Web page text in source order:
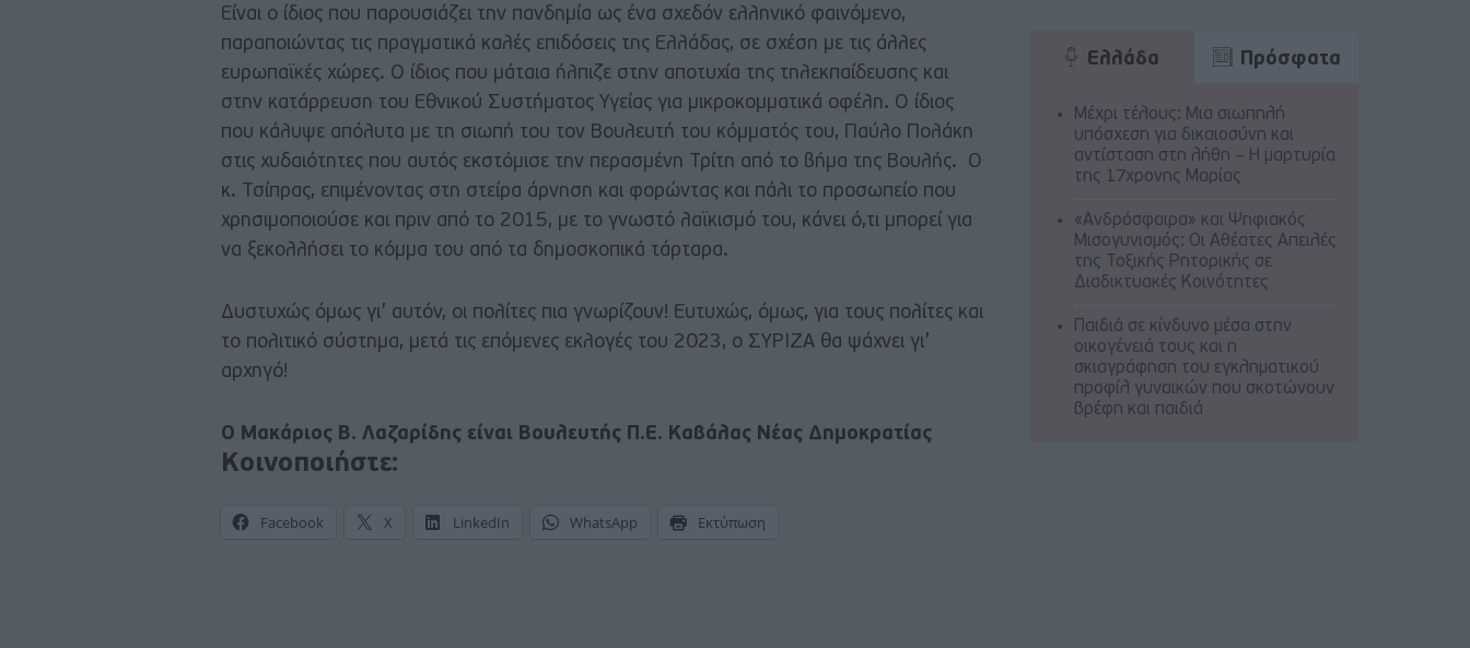
Είναι ο ίδιος που παρουσιάζει την πανδημία ως ένα σχεδόν ελληνικό φαινόμενο,
παραποιώντας τις πραγματικά καλές επιδόσεις της Ελλάδας, σε σχέση με τις άλλες
ευρωπαϊκές χώρες. Ο ίδιος που μάταια ήλπιζε στην αποτυχία της τηλεκπαίδευσης και
στην κατάρρευση του Εθνικού Συστήματος Υγείας για μικροκομματικά οφέλη. Ο ίδιος
που κάλυψε απόλυτα με τη σιωπή του τον Βουλευτή του κόμματός του, Παύλο Πολάκη
στις χυδαιότητες που αυτός εκστόμισε την περασμένη Τρίτη από το βήμα της Βουλής. Ο
κ. Τσίπρας, επιμένοντας στη στείρα άρνηση και φορώντας και πάλι το προσωπείο που
χρησιμοποιούσε και πριν από το 2015, με το γνωστό λαϊκισμό του, κάνει ό,τι μπορεί για
να ξεκολλήσει το κόμμα του από τα δημοσκοπικά τάρταρα.
Δυστυχώς όμως γι’ αυτόν, οι πολίτες πια γνωρίζουν! Ευτυχώς, όμως, για τους πολίτες και
το πολιτικό σύστημα, μετά τις επόμενες εκλογές του 2023, ο ΣΥΡΙΖΑ θα ψάχνει γι’
αρχηγό!
Ο Μακάριος Β. Λαζαρίδης είναι Βουλευτής Π.Ε. Καβάλας Νέας Δημοκρατίας
Κοινοποιήστε:
Facebook X LinkedIn WhatsApp Εκτύπωση
Ελλάδα Πρόσφατα
Μέχρι τέλους: Μια σιωπηλή
υπόσχεση για δικαιοσύνη και
αντίσταση στη λήθη – Η μαρτυρία
της 17χρονης Μαρίας
«Ανδρόσφαιρα» και Ψηφιακός
Μισογυνισμός: Οι Αθέατες Απειλές
της Τοξικής Ρητορικής σε
Διαδικτυακές Κοινότητες
Παιδιά σε κίνδυνο μέσα στην
οικογένειά τους και η
σκιαγράφηση του εγκληματικού
προφίλ γυναικών που σκοτώνουν
βρέφη και παιδιά